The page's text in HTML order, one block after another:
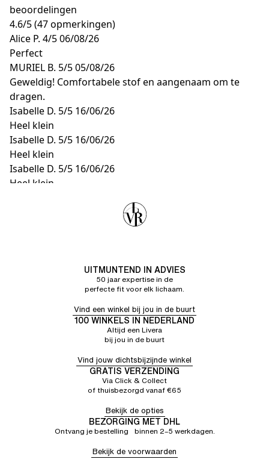
beoordelingen
4.6/5(47 opmerkingen)
Alice P. 4/506/08/26
Perfect
MURIEL B. 5/505/08/26
Geweldig! Comfortabele stof en aangenaam om te
dragen.
Isabelle D. 5/5 16/06/26
Heel klein
Isabelle D. 5/5 16/06/26
Heel klein
Isabelle D. 5/5 16/06/26
Heel klein
UITMUNTEND IN ADVIES
50 jaar expertise in de
perfecte fit voor elk lichaam.
Vind een winkel bij jou in de buurt
100 WINKELS IN NEDERLAND
Altijd een Livera
bij jou in de buurt
Vind jouw dichtsbijzijnde winkel
GRATIS VERZENDING
Via Click & Collect
of thuisbezorgd vanaf €65
Bekijk de opties
BEZORGING MET DHL
Ontvang je bestelling binnen 2–5 werkdagen.
Bekijk de voorwaarden